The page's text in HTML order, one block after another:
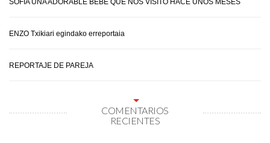
ENZO Txikiari egindako erreportaia
REPORTAJE DE PAREJA
COMENTARIOS
RECIENTES